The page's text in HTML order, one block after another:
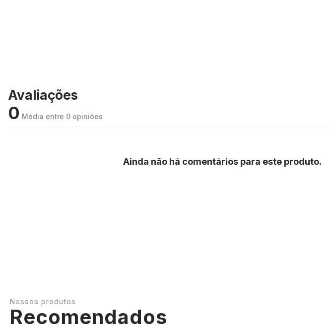
Avaliações
0 Média entre 0 opiniões
Ainda não há comentários para este produto.
Nossos produtos
Recomendados